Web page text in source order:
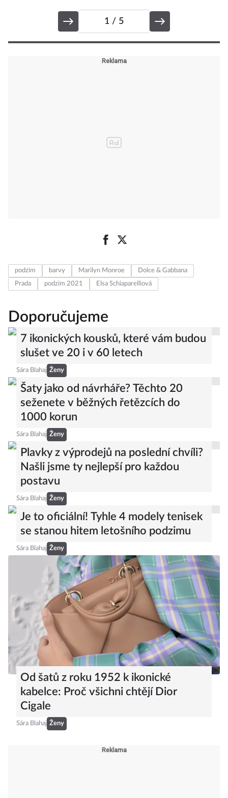
1 / 5
podzim barvy Marilyn Monroe
Dolce & Gabbana
Prada
podzim 2021 Elsa Schiaparelliová
Doporučujeme
7 ikonických kousků, které vám budou
slušet ve 20 i v 60 letech
Sára Blahaj Ženy
Šaty jako od návrháře? Těchto 20
seženete v běžných řetězcích do
1000 korun
Sára Blahaj Ženy
Plavky z výprodejů na poslední chvíli?
Našli jsme ty nejlepší pro každou
postavu
Sára Blahaj Ženy
Je to oficiální! Tyhle 4 modely tenisek
se stanou hitem letošního podzimu
Sára Blahaj Ženy
Od šatů z roku 1952 k ikonické
kabelce: Proč všichni chtějí Dior
Cigale
Sára Blahaj Ženy